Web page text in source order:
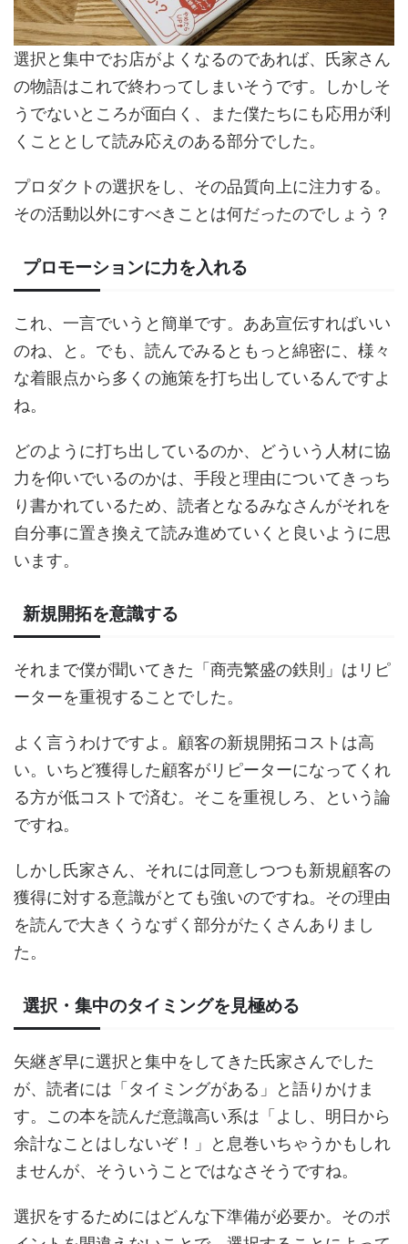
選択と集中でお店がよくなるのであれば、氏家さん
の物語はこれで終わってしまいそうです。しかしそ
うでないところが面白く、また僕たちにも応用が利
くこととして読み応えのある部分でした。
プロダクトの選択をし、その品質向上に注力する。
その活動以外にすべきことは何だったのでしょう？
プロモーションに力を入れる
これ、一言でいうと簡単です。ああ宣伝すればいい
のね、と。でも、読んでみるともっと綿密に、様々
な着眼点から多くの施策を打ち出しているんですよ
ね。
どのように打ち出しているのか、どういう人材に協
力を仰いでいるのかは、手段と理由についてきっち
り書かれているため、読者となるみなさんがそれを
自分事に置き換えて読み進めていくと良いように思
います。
新規開拓を意識する
それまで僕が聞いてきた「商売繁盛の鉄則」はリピ
ーターを重視することでした。
よく言うわけですよ。顧客の新規開拓コストは高
い。いちど獲得した顧客がリピーターになってくれ
る方が低コストで済む。そこを重視しろ、という論
ですね。
しかし氏家さん、それには同意しつつも新規顧客の
獲得に対する意識がとても強いのですね。その理由
を読んで大きくうなずく部分がたくさんありまし
た。
選択・集中のタイミングを見極める
矢継ぎ早に選択と集中をしてきた氏家さんでした
が、読者には「タイミングがある」と語りかけま
す。この本を読んだ意識高い系は「よし、明日から
余計なことはしないぞ！」と息巻いちゃうかもしれ
ませんが、そういうことではなさそうですね。
選択をするためにはどんな下準備が必要か。そのポ